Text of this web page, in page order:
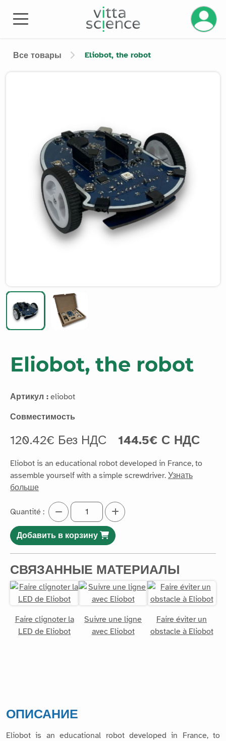
Все товары Eliobot, the robot
Eliobot, the robot
Артикул : eliobot
Совместимость
120.42€ Без НДС 144.5€ С НДС
Eliobot is an educational robot developed in France, to
assemble yourself with a simple screwdriver. Узнать
больше
Quantité :
Добавить в корзину
СВЯЗАННЫЕ МАТЕРИАЛЫ
Faire clignoter la
LED de Eliobot
Suivre une ligne
avec Eliobot
Faire éviter un
obstacle à Eliobot
ОПИСАНИЕ
Eliobot is an educational robot developed in France, to